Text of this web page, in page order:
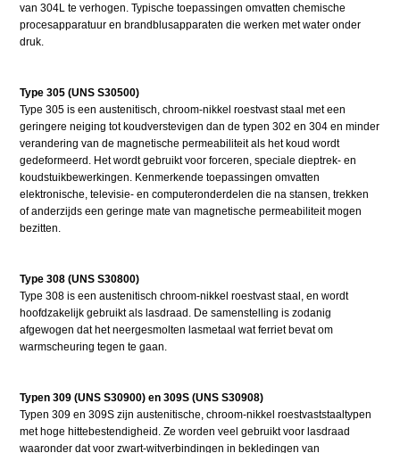
van 304L te verhogen. Typische toepassingen omvatten chemische
procesapparatuur en brandblusapparaten die werken met water onder
druk.
Type 305 (UNS S30500)
Type 305 is een austenitisch, chroom-nikkel roestvast staal met een
geringere neiging tot koudverstevigen dan de typen 302 en 304 en minder
verandering van de magnetische permeabiliteit als het koud wordt
gedeformeerd. Het wordt gebruikt voor forceren, speciale dieptrek- en
koudstuikbewerkingen. Kenmerkende toepassingen omvatten
elektronische, televisie- en computeronderdelen die na stansen, trekken
of anderzijds een geringe mate van magnetische permeabiliteit mogen
bezitten.
Type 308 (UNS S30800)
Type 308 is een austenitisch chroom-nikkel roestvast staal, en wordt
hoofdzakelijk gebruikt als lasdraad. De samenstelling is zodanig
afgewogen dat het neergesmolten lasmetaal wat ferriet bevat om
warmscheuring tegen te gaan.
Typen 309 (UNS S30900) en 309S (UNS S30908)
Typen 309 en 309S zijn austenitische, chroom-nikkel roestvaststaaltypen
met hoge hittebestendigheid. Ze worden veel gebruikt voor lasdraad
waaronder dat voor zwart-witverbindingen in bekledingen van